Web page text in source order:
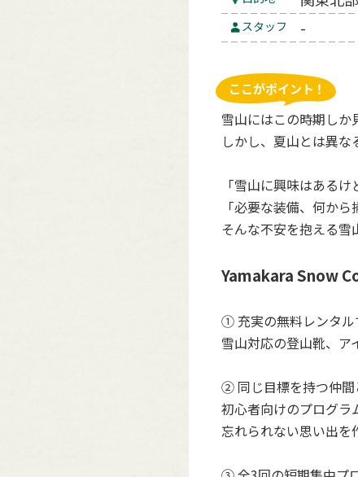
スタッフ -
雪山にはこの時期しか
しかし、夏山とは異な
「雪山に興味はある
「必要な装備、何か
そんな不安を抱える
Yamakara Snow
① 充実の無料レンタル
雪山対応の登山靴、ア
② 同じ目標を持つ仲間
初心者向けのプログラ
忘れられない思い出を